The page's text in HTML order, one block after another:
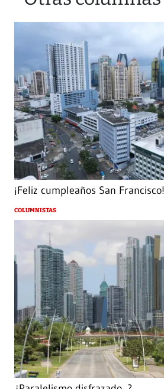
¡Feliz cumpleaños San Francisco!
COLUMNISTAS